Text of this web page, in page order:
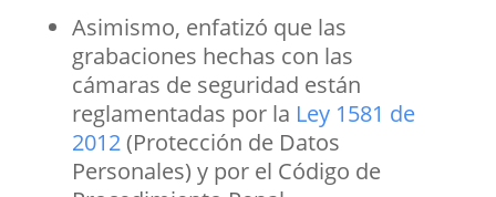
Asimismo, enfatizó que las
grabaciones hechas con las
cámaras de seguridad están
reglamentadas por la Ley 1581 de
2012(Protección de Datos
Personales) y por el Código de